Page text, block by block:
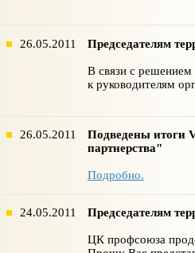
26.05.2011 Председателям
В связи с
к руководителям
26.05.2011
Подведены итоги
партнерства"
Подробно.
24.05.2011 Председателям
ЦК профсоюза